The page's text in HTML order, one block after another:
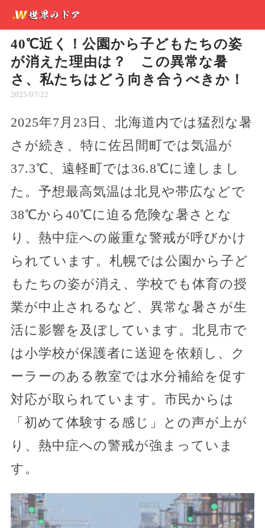
40℃近く！公園から子どもたちの姿
が消えた理由は？ この異常な暑
さ、私たちはどう向き合うべきか！
2025/07/22
2025年7月23日、北海道内では猛烈な暑
さが続き、特に佐呂間町では気温が
37.3℃、遠軽町では36.8℃に達しまし
た。予想最高気温は北見や帯広などで
38℃から40℃に迫る危険な暑さとな
り、熱中症への厳重な警戒が呼びかけ
られています。札幌では公園から子ど
もたちの姿が消え、学校でも体育の授
業が中止されるなど、異常な暑さが生
活に影響を及ぼしています。北見市で
は小学校が保護者に送迎を依頼し、ク
ーラーのある教室では水分補給を促す
対応が取られています。市民からは
「初めて体験する感じ」との声が上が
り、熱中症への警戒が強まっていま
す。